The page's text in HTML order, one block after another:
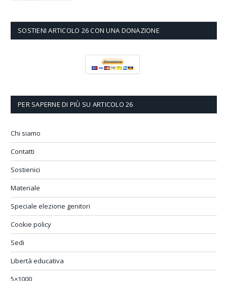
SOSTIENI ARTICOLO 26 CON UNA DONAZIONE
PER SAPERNE DI PIÙ SU ARTICOLO 26
Chi siamo
Contatti
Sostienici
Materiale
Speciale elezione genitori
Cookie policy
Sedi
Libertà educativa
5×1000